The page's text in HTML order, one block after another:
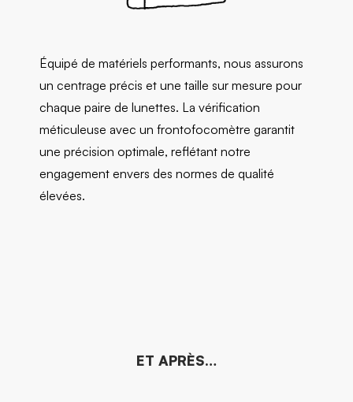
Équipé de matériels performants, nous assurons
un centrage précis et une taille sur mesure pour
chaque paire de lunettes. La vérification
méticuleuse avec un frontofocomètre garantit
une précision optimale, reflétant notre
engagement envers des normes de qualité
élevées.
ET APRÈS…